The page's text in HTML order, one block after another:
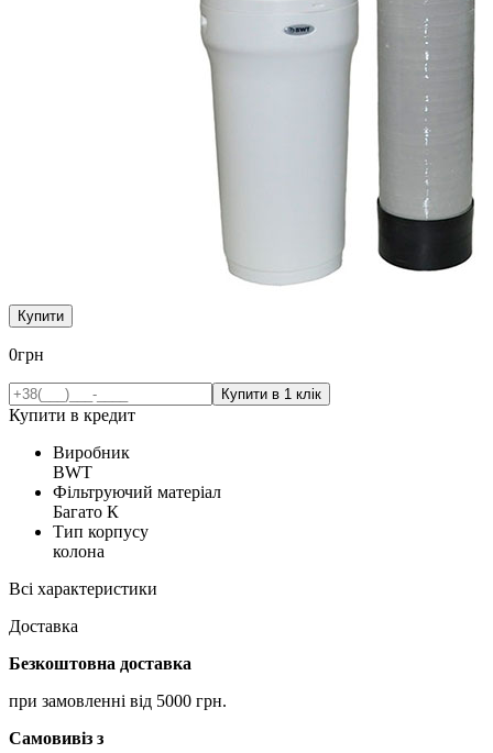
Купити
0грн
Купити в кредит
Виробник
BWT
Фільтруючий матеріал
Багато К
Тип корпусу
колона
Всі характеристики
Доставка
Безкоштовна доставка
при замовленні від 5000 грн.
Самовивіз з